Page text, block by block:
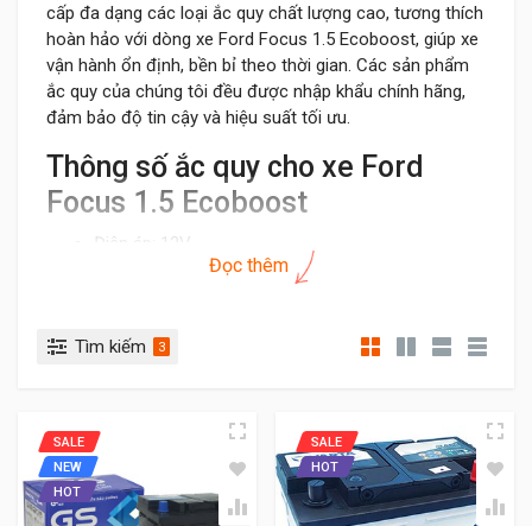
cấp đa dạng các loại ắc quy chất lượng cao, tương thích
hoàn hảo với dòng xe Ford Focus 1.5 Ecoboost, giúp xe
vận hành ổn định, bền bỉ theo thời gian. Các sản phẩm
ắc quy của chúng tôi đều được nhập khẩu chính hãng,
đảm bảo độ tin cậy và hiệu suất tối ưu.
Thông số ắc quy cho xe Ford
Focus 1.5 Ecoboost
Điện áp: 12V
Dung lượng bình: 60Ah - 68Ah - 70Ah
Kích thước bình ắc quy lớn (dài x rộng x cao): 277
57539, Din70L
Nên chọn bình khô, miễn bảo dưỡng (MF) khi thay
thế.
Vị trí ắc quy: nằm ở khoang động cơ, dưới nắp
Đọc thêm
Tìm kiếm 3
SALE
NEW
HOT
SALE
HOT